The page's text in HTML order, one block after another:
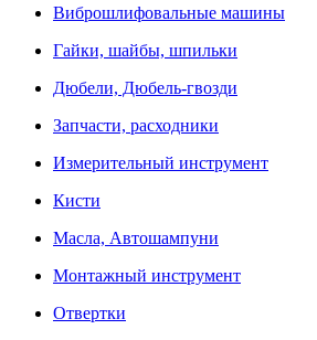
Виброшлифовальные машины
Гайки, шайбы, шпильки
Дюбели, Дюбель-гвозди
Запчасти, расходники
Измерительный инструмент
Кисти
Масла, Автошампуни
Монтажный инструмент
Отвертки